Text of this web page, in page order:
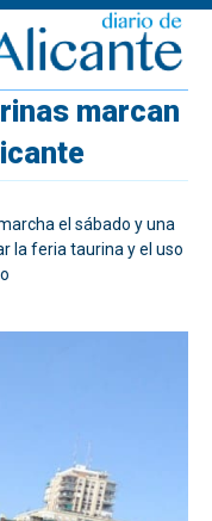
marcan
el sábado y una
la feria taurina y el uso